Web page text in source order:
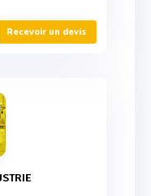
Recevoir un devis